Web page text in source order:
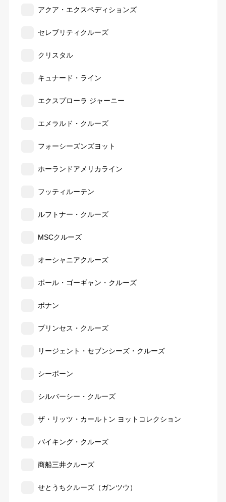
アクア・エクスペディションズ
セレブリティクルーズ
クリスタル
キュナード・ライン
エクスプローラ ジャーニー
エメラルド・クルーズ
フォーシーズンズヨット
ホーランドアメリカライン
フッティルーテン
ルフトナー・クルーズ
MSCクルーズ
オーシャニアクルーズ
ポール・ゴーギャン・クルーズ
ポナン
プリンセス・クルーズ
リージェント・セブンシーズ・クルーズ
シーボーン
シルバーシー・クルーズ
ザ・リッツ・カールトン ヨットコレクション
バイキング・クルーズ
商船三井クルーズ
せとうちクルーズ（ガンツウ）